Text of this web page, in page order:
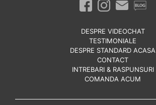
DESPRE VIDEOCHAT
TESTIMONIALE
DESPRE STANDARD ACASA
CONTACT
INTREBARI & RASPUNSURI
COMANDA ACUM